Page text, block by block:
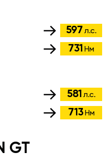
597 л.с.
731 Нм
581 л.с.
713 Нм
GT